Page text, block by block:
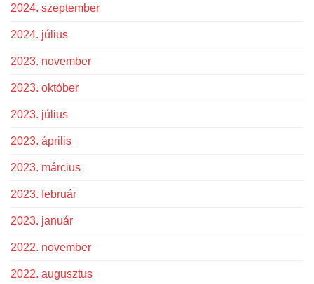
2024. szeptember
2024. július
2023. november
2023. október
2023. július
2023. április
2023. március
2023. február
2023. január
2022. november
2022. augusztus